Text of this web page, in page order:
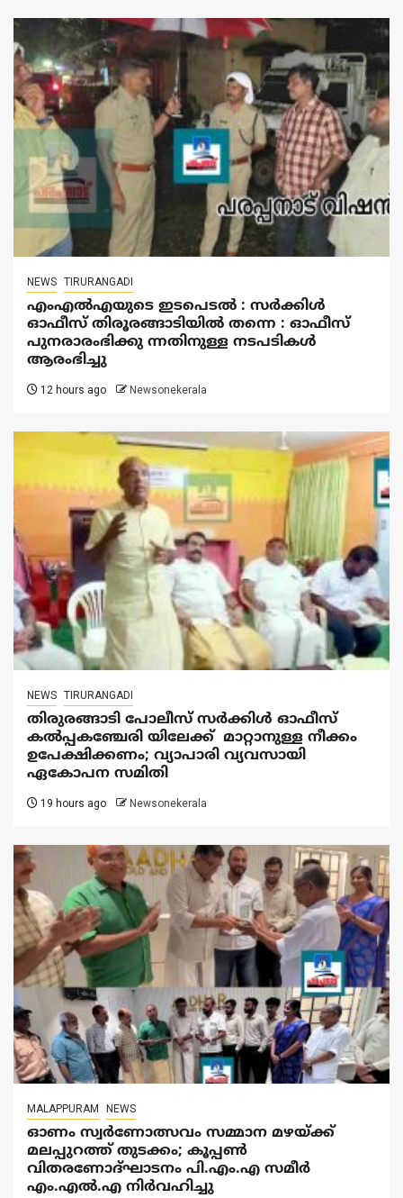
NEWS TIRURANGADI
എംഎൽഎയുടെ ഇടപെടൽ : സര്‍ക്കിള്‍
ഓഫീസ് തിരൂരങ്ങാടിയിൽ തന്നെ : ഓഫീസ്
പുനരാരംഭിക്കു ന്നതിനുള്ള നടപടികൾ
ആരംഭിച്ചു
12 hours ago Newsonekerala
NEWS TIRURANGADI
തിരുരങ്ങാടി പോലീസ് സർക്കിൾ ഓഫീസ്
കൽപ്പകഞ്ചേരി യിലേക്ക് മാറ്റാനുള്ള നീക്കം
ഉപേക്ഷിക്കണം; വ്യാപാരി വ്യവസായി
ഏകോപന സമിതി
19 hours ago Newsonekerala
MALAPPURAM NEWS
ഓണം സ്വർണോത്സവം സമ്മാന മഴയ്ക്ക്
മലപ്പുറത്ത് തുടക്കം; കൂപ്പൺ
വിതരണോദ്ഘാടനം പി.എം.എ സമീർ
എം.എൽ.എ നിർവഹിച്ചു